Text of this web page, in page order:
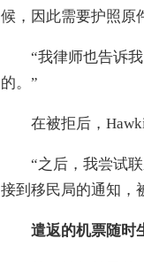
候，因此需要护照原
“我律师也告诉我
的。”
在被拒后，
“之后，我尝试联
接到移民局的通知，
遣返的机票随时